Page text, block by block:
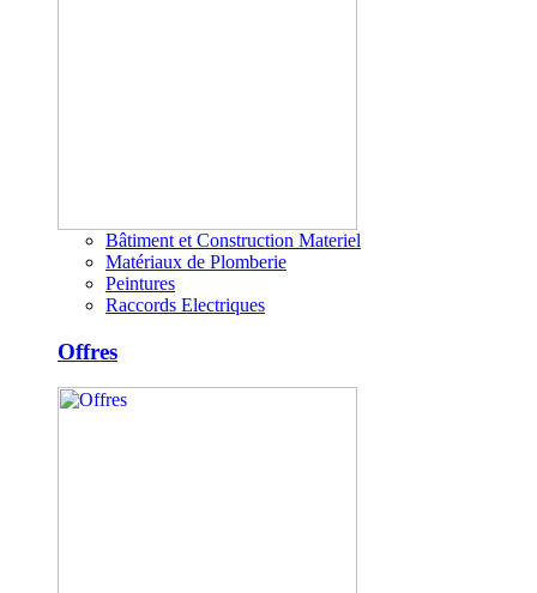
Bâtiment et Construction Materiel
Matériaux de Plomberie
Peintures
Raccords Electriques
Offres